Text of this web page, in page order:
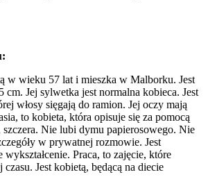
w wieku 57 lat i mieszka w Malborku. Jest
cm. Jej sylwetka jest normalna kobieca. Jest
włosy sięgają do ramion. Jej oczy mają
to kobieta, która opisuje się za pomocą
szczera. Nie lubi dymu papierosowego. Nie
w prywatnej rozmowie. Jest
Praca, to zajęcie, które
czasu. Jest kobietą, będącą na diecie